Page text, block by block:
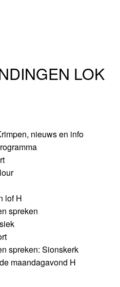
LOK
nieuws en info
lof H
spreken
spreken: Sionskerk
maandagavond H